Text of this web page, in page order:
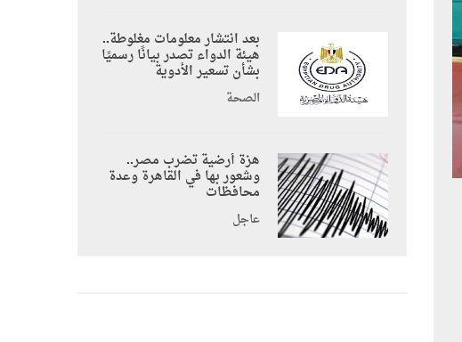
بعد انتشار معلومات مغلوطة..
هيئة الدواء تصدر بيانًا رسميًا
بشأن تسعير الأدوية
الصحة
هزة أرضية تضرب مصر..
وشعور بها في القاهرة وعدة
محافظات
عاجل